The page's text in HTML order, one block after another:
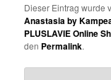
Dieser Eintrag wurde
Anastasia by
PLUSLAVIE Online
den Permalink.